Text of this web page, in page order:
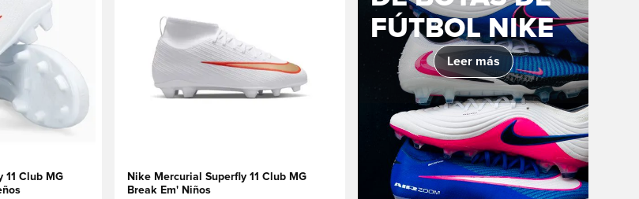
11 Club MG
Nike Mercurial Superfly 11 Club MG
Break Em' Niños
FÚTBOL NIKE
Leer más